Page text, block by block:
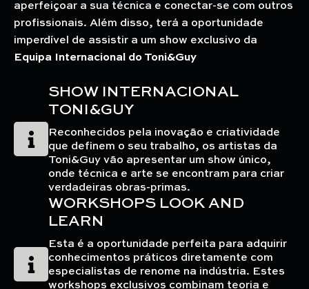
aperfeiçoar a sua técnica e conectar-se com outros
profissionais. Além disso, terá a oportunidade
imperdível de assistir a um show exclusivo da
Equipa Internacional do Toni&Guy
SHOW INTERNACIONAL
TONI&GUY
Reconhecidos pela inovação e criatividade
que definem o seu trabalho, os artistas da
Toni&Guy vão apresentar um show único,
onde técnica e arte se encontram para criar
verdadeiras obras-primas.
WORKSHOPS LOOK AND
LEARN
Esta é a oportunidade perfeita para adquirir
conhecimentos práticos diretamente com
especialistas de renome na indústria. Estes
workshops exclusivos combinam teoria e